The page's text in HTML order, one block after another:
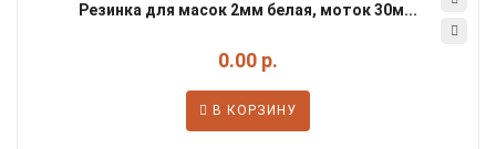
Резинка для масок 2мм белая, моток 30м...
0.00 р.
В КОРЗИНУ